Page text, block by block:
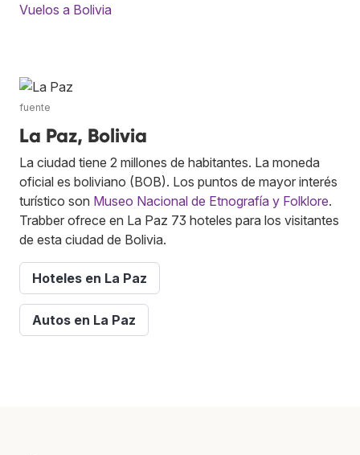
Vuelos a Bolivia
fuente
La Paz, Bolivia
La ciudad tiene 2 millones de habitantes. La moneda
oficial es boliviano (BOB). Los puntos de mayor interés
turístico son Museo Nacional de Etnografía y Folklore.
Trabber ofrece en La Paz 73 hoteles para los visitantes
de esta ciudad de Bolivia.
Hoteles en La Paz
Autos en La Paz